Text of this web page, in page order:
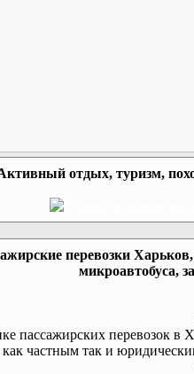
отдых, туризм,
перевозки
микроавтобуса,
пассажирских перевозок в
как частным так и